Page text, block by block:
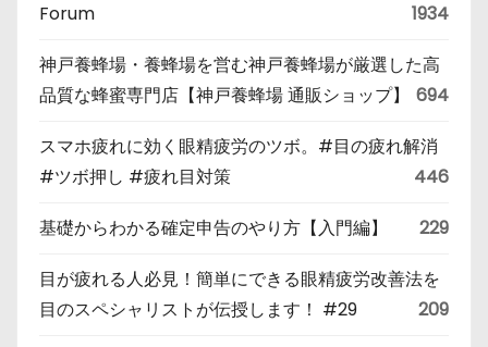
Forum 1934
神戸養蜂場・養蜂場を営む神戸養蜂場が厳選した高
品質な蜂蜜専門店【神戸養蜂場 通販ショップ】
694
スマホ疲れに効く眼精疲労のツボ。#目の疲れ解消
#ツボ押し #疲れ目対策
446
基礎からわかる確定申告のやり方【入門編】 229
目が疲れる人必見！簡単にできる眼精疲労改善法を
目のスペシャリストが伝授します！ #29
209